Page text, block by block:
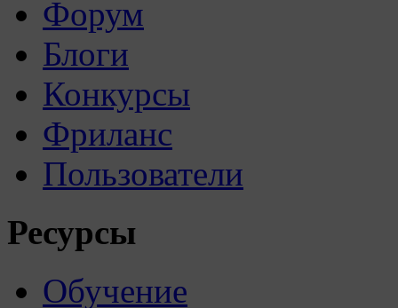
Форум
Блоги
Конкурсы
Фриланс
Пользователи
Ресурсы
Обучение